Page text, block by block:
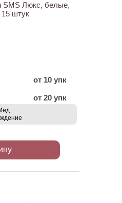
SMS Люкс, белые,
штук
от 10 упк
от 20 упк